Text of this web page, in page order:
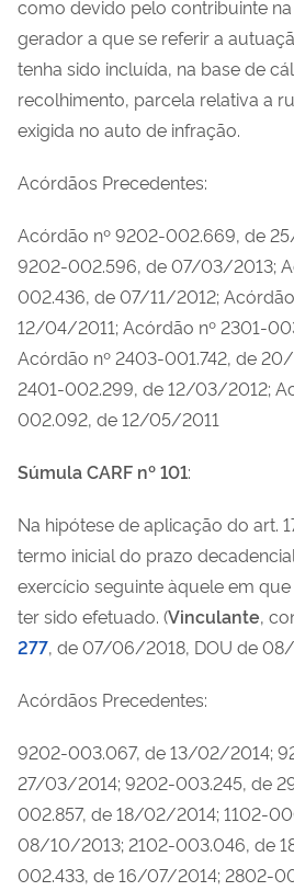
como devido pelo contribuinte
gerador a que se referir a
tenha sido incluída, na base de
recolhimento, parcela relativa a
exigida no auto de infração.
Acórdãos Precedentes:
Acórdão nº 9202-002.669, de
9202-002.596, de 07/03/2013;
002.436, de 07/11/2012;
12/04/2011; Acórdão nº 2301-
Acórdão nº 2403-001.742, de
2401-002.299, de 12/03/2012;
002.092, de 12/05/2011
Súmula CARF nº 101:
Na hipótese de aplicação do art.
termo inicial do prazo
exercício seguinte àquele em
ter sido efetuado. (Vinculante,
277, de 07/06/2018, DOU de
Acórdãos Precedentes:
9202-003.067, de 13/02/2014;
27/03/2014; 9202-003.245, de
002.857, de 18/02/2014; 1102-
08/10/2013; 2102-003.046, de
002.433, de 16/07/2014; 2802-